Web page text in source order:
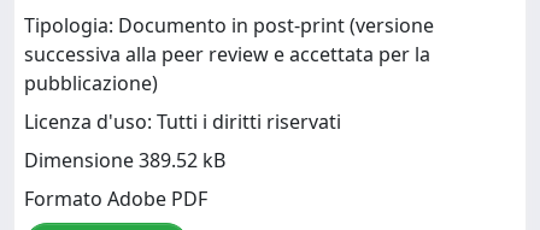
Tipologia: Documento in post-print (versione
successiva alla peer review e accettata per la
pubblicazione)
Licenza d'uso: Tutti i diritti riservati
Dimensione 389.52 kB
Formato Adobe PDF